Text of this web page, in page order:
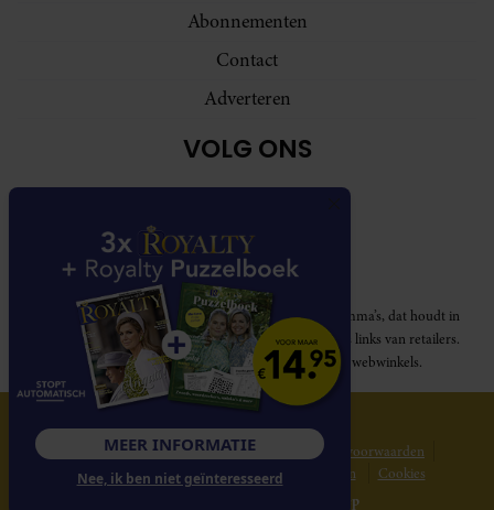
Abonnementen
Contact
Adverteren
VOLG ONS
Royalty participeert in diverse affiliate marketing programma’s, dat houdt in
dat Royalty commissies ontvangt voor aankopen middels links van retailers.
Deze website wordt niet gesponsord door de genoemde webwinkels.
Privacy statement Disclaimer
Gebruikersvoorwaarden
Spelvoorwaarden
Abonnementsvoorwaarden
Cookies
MediaSoep
MEER INFORMATIE
Nee, ik ben niet geïnteresseerd